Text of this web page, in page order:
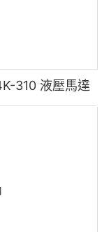
310 液壓馬達